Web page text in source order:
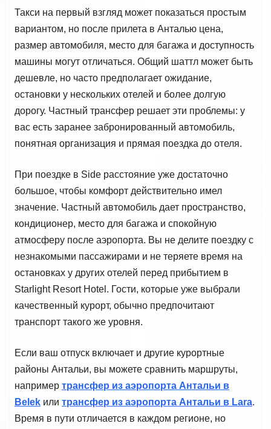
Такси на первый взгляд может показаться простым
вариантом, но после прилета в Анталью цена,
размер автомобиля, место для багажа и доступность
машины могут отличаться. Общий шаттл может быть
дешевле, но часто предполагает ожидание,
остановки у нескольких отелей и более долгую
дорогу. Частный трансфер решает эти проблемы: у
вас есть заранее забронированный автомобиль,
понятная организация и прямая поездка до отеля.
При поездке в Side расстояние уже достаточно
большое, чтобы комфорт действительно имел
значение. Частный автомобиль дает пространство,
кондиционер, место для багажа и спокойную
атмосферу после аэропорта. Вы не делите поездку с
незнакомыми пассажирами и не теряете время на
остановках у других отелей перед прибытием в
Starlight Resort Hotel. Гости, которые уже выбрали
качественный курорт, обычно предпочитают
транспорт такого же уровня.
Если ваш отпуск включает и другие курортные
районы Антальи, вы можете сравнить маршруты,
например трансфер из аэропорта Антальи в
Belek или трансфер из аэропорта Антальи в Lara.
Время в пути отличается в каждом регионе, но